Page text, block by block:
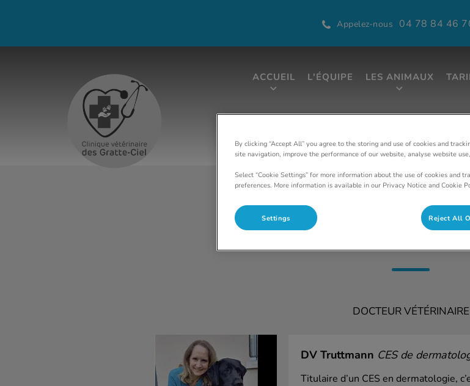
Appelez-nous 04 78 84 46
Page d'accueil de Clinique vétérinaire des Gratte-Ciel
ACCUEIL L'ÉQUIPE LES ANIMAUX
DOCTEUR VÉTÉRINAIRE
DV Truttmann CES de
Titulaire d’un CES en dermatologie,
By clicking “Accept All” you agree to the storing and use of cookies and
site navigation, improve the performance of our website, analyse website
Select “Cookie Settings” for more information about the use of cookies and
preferences. More information is available in our Privacy Notice and Cookie
Settings Reject All